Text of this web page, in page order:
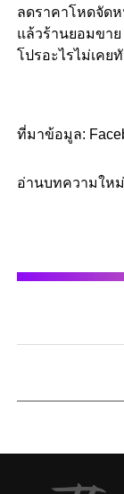
ลดราคาโหดจัด
แล้วร้านยอมขาย
โปรอะไรไม่เคย
ที่มาข้อมูล:
อ่านบทความใหม่